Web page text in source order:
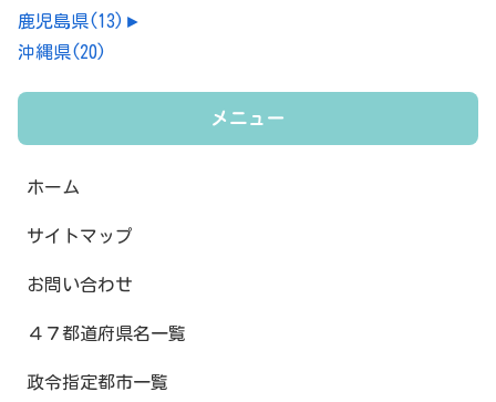
鹿児島県(13) ►
沖縄県(20)
メニュー
ホーム
サイトマップ
お問い合わせ
４７都道府県名一覧
政令指定都市一覧